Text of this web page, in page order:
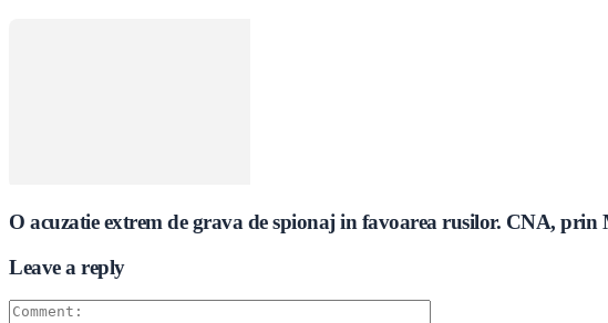
O acuzatie extrem de grava de spionaj in favoarea rusilor. CNA,
Leave a reply